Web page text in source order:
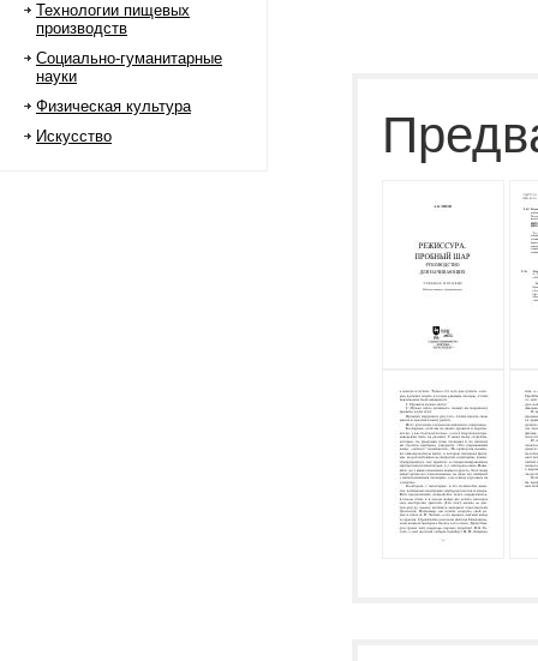
Технологии пищевых
производств
Социально-гуманитарные
науки
Физическая культура
Искусство